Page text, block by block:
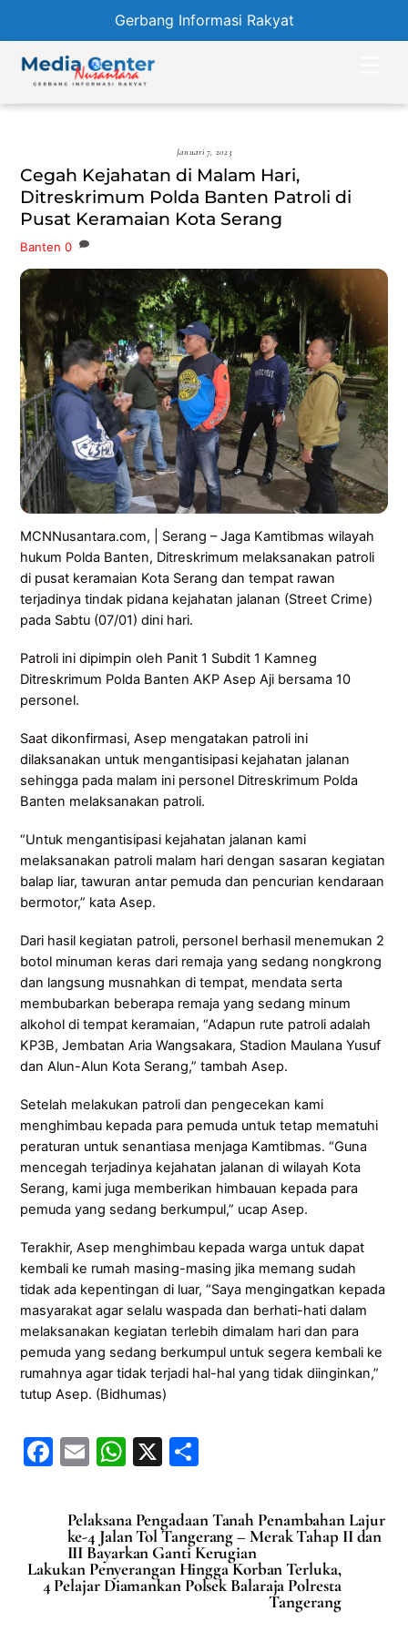
Gerbang Informasi Rakyat
content
Januari 7, 2023
Cegah Kejahatan di Malam Hari,
Ditreskrimum Polda Banten Patroli di
Pusat Keramaian Kota Serang
Banten 0
MCNNusantara.com, | Serang – Jaga Kamtibmas wilayah
hukum Polda Banten, Ditreskrimum melaksanakan patroli
di pusat keramaian Kota Serang dan tempat rawan
terjadinya tindak pidana kejahatan jalanan (Street Crime)
pada Sabtu (07/01) dini hari.
Patroli ini dipimpin oleh Panit 1 Subdit 1 Kamneg
Ditreskrimum Polda Banten AKP Asep Aji bersama 10
personel.
Saat dikonfirmasi, Asep mengatakan patroli ini
dilaksanakan untuk mengantisipasi kejahatan jalanan
sehingga pada malam ini personel Ditreskrimum Polda
Banten melaksanakan patroli.
“Untuk mengantisipasi kejahatan jalanan kami
melaksanakan patroli malam hari dengan sasaran kegiatan
balap liar, tawuran antar pemuda dan pencurian kendaraan
bermotor,” kata Asep.
Dari hasil kegiatan patroli, personel berhasil menemukan 2
botol minuman keras dari remaja yang sedang nongkrong
dan langsung musnahkan di tempat, mendata serta
membubarkan beberapa remaja yang sedang minum
alkohol di tempat keramaian, “Adapun rute patroli adalah
KP3B, Jembatan Aria Wangsakara, Stadion Maulana Yusuf
dan Alun-Alun Kota Serang,” tambah Asep.
Setelah melakukan patroli dan pengecekan kami
menghimbau kepada para pemuda untuk tetap mematuhi
peraturan untuk senantiasa menjaga Kamtibmas. “Guna
mencegah terjadinya kejahatan jalanan di wilayah Kota
Serang, kami juga memberikan himbauan kepada para
pemuda yang sedang berkumpul,” ucap Asep.
Terakhir, Asep menghimbau kepada warga untuk dapat
kembali ke rumah masing-masing jika memang sudah
tidak ada kepentingan di luar, “Saya mengingatkan kepada
masyarakat agar selalu waspada dan berhati-hati dalam
melaksanakan kegiatan terlebih dimalam hari dan para
pemuda yang sedang berkumpul untuk segera kembali ke
rumahnya agar tidak terjadi hal-hal yang tidak diinginkan,”
tutup Asep. (Bidhumas)
F
c
e
b
o
E
ai
l
W
at
s
A
p
X
ar
e
Pelaksana Pengadaan Tanah Penambahan Lajur
ke-4 Jalan Tol Tangerang – Merak Tahap II dan
III Bayarkan Ganti Kerugian
Lakukan Penyerangan Hingga Korban Terluka,
4 Pelajar Diamankan Polsek Balaraja Polresta
Tangerang